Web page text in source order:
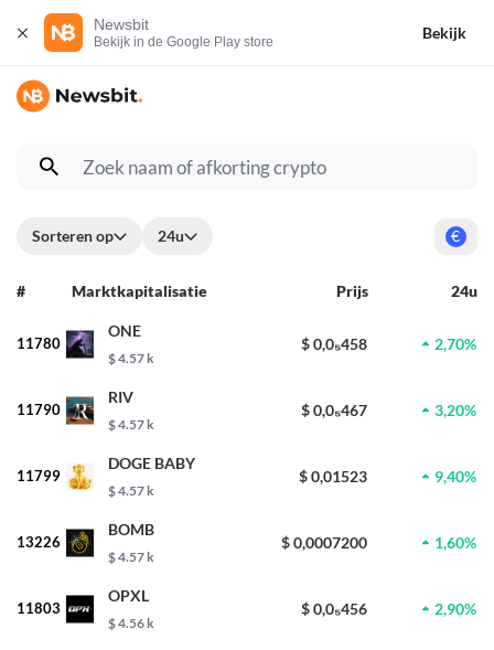
Newsbit
Bekijk in de Google Play store
Bekijk
Sorteren op 24u €
# Marktkapitalisatie Prijs 24u
11780
ONE
$ 4.57 k
$ 0,0₅458 2,70%
11790
RIV
$ 4.57 k
$ 0,0₅467 3,20%
11799
DOGE BABY
$ 4.57 k
$ 0,01523 9,40%
13226
BOMB
$ 4.57 k
$ 0,0007200 1,60%
11803
OPXL
$ 4.56 k
$ 0,0₅456 2,90%